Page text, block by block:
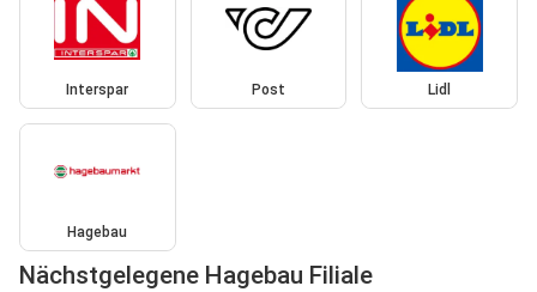
Interspar Post Lidl
Hagebau
Nächstgelegene Hagebau Filiale